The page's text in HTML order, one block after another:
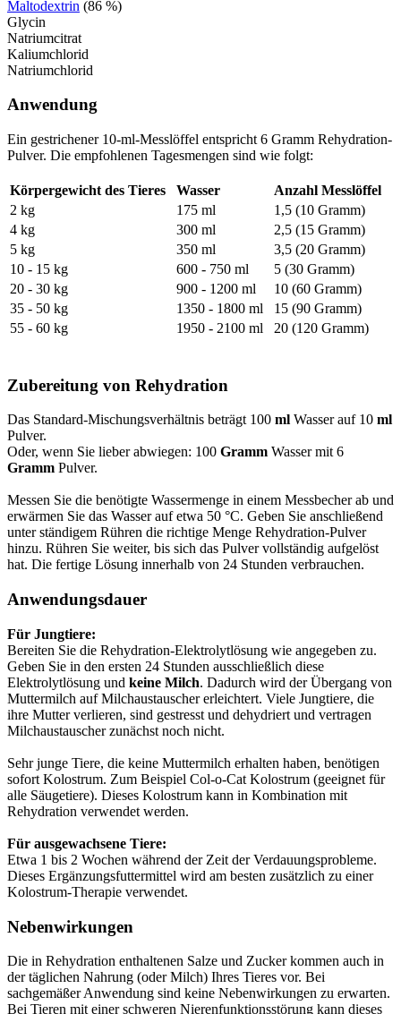
Maltodextrin (86 %)
Glycin
Natriumcitrat
Kaliumchlorid
Natriumchlorid
Anwendung
Ein gestrichener 10-ml-Messlöffel entspricht 6 Gramm Rehydration-
Pulver. Die empfohlenen Tagesmengen sind wie folgt:
Körpergewicht des Tieres Wasser
Anzahl Messlöffel
2 kg
175 ml
1,5 (10 Gramm)
4 kg
300 ml
2,5 (15 Gramm)
5 kg
350 ml
3,5 (20 Gramm)
10 - 15 kg
600 - 750 ml
5 (30 Gramm)
20 - 30 kg
900 - 1200 ml
10 (60 Gramm)
35 - 50 kg
1350 - 1800 ml
15 (90 Gramm)
55 - 60 kg
1950 - 2100 ml 20 (120 Gramm)
Zubereitung von Rehydration
Das Standard-Mischungsverhältnis beträgt 100 ml Wasser auf 10 ml
Pulver.
Oder, wenn Sie lieber abwiegen: 100 Gramm Wasser mit 6
Gramm Pulver.
Messen Sie die benötigte Wassermenge in einem Messbecher ab und
erwärmen Sie das Wasser auf etwa 50 °C. Geben Sie anschließend
unter ständigem Rühren die richtige Menge Rehydration-Pulver
hinzu. Rühren Sie weiter, bis sich das Pulver vollständig aufgelöst
hat. Die fertige Lösung innerhalb von 24 Stunden verbrauchen.
Anwendungsdauer
Für Jungtiere:
Bereiten Sie die Rehydration-Elektrolytlösung wie angegeben zu.
Geben Sie in den ersten 24 Stunden ausschließlich diese
Elektrolytlösung und keine Milch. Dadurch wird der Übergang von
Muttermilch auf Milchaustauscher erleichtert. Viele Jungtiere, die
ihre Mutter verlieren, sind gestresst und dehydriert und vertragen
Milchaustauscher zunächst noch nicht.
Sehr junge Tiere, die keine Muttermilch erhalten haben, benötigen
sofort Kolostrum. Zum Beispiel Col-o-Cat Kolostrum (geeignet für
alle Säugetiere). Dieses Kolostrum kann in Kombination mit
Rehydration verwendet werden.
Für ausgewachsene Tiere:
Etwa 1 bis 2 Wochen während der Zeit der Verdauungsprobleme.
Dieses Ergänzungsfuttermittel wird am besten zusätzlich zu einer
Kolostrum-Therapie verwendet.
Nebenwirkungen
Die in Rehydration enthaltenen Salze und Zucker kommen auch in
der täglichen Nahrung (oder Milch) Ihres Tieres vor. Bei
sachgemäßer Anwendung sind keine Nebenwirkungen zu erwarten.
Bei Tieren mit einer schweren Nierenfunktionsstörung kann dieses